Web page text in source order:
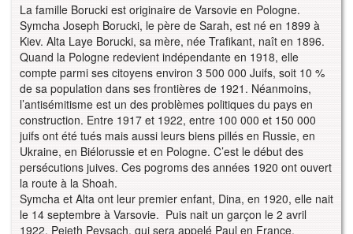
La famille Borucki est originaire de Varsovie en Pologne.
Symcha Joseph Borucki, le père de Sarah, est né en 1899 à
Kiev. Alta Laye Borucki, sa mère, née Trafikant, naît en 1896.
Quand la Pologne redevient indépendante en 1918, elle
compte parmi ses citoyens environ 3 500 000 Juifs, soit 10 %
de sa population dans ses frontières de 1921. Néanmoins,
l’antisémitisme est un des problèmes politiques du pays en
construction. Entre 1917 et 1922, entre 100 000 et 150 000
juifs ont été tués mais aussi leurs biens pillés en Russie, en
Ukraine, en Biélorussie et en Pologne. C’est le début des
persécutions juives. Ces pogroms des années 1920 ont ouvert
la route à la Shoah.
Symcha et Alta ont leur premier enfant, Dina, en 1920, elle nait
le 14 septembre à Varsovie. Puis nait un garçon le 2 avril
1922, Pejeth Peysach, qui sera appelé Paul en France.